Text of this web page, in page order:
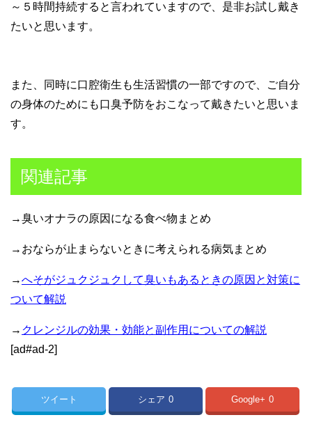
～５時間持続すると言われていますので、是非お試し戴き
たいと思います。
また、同時に口腔衛生も生活習慣の一部ですので、ご自分
の身体のためにも口臭予防をおこなって戴きたいと思いま
す。
関連記事
→臭いオナラの原因になる食べ物まとめ
→おならが止まらないときに考えられる病気まとめ
→へそがジュクジュクして臭いもあるときの原因と対策に
ついて解説
→ クレンジルの効果・効能と副作用についての解説
[ad#ad-2]
ツイート シェア 0 Google+ 0